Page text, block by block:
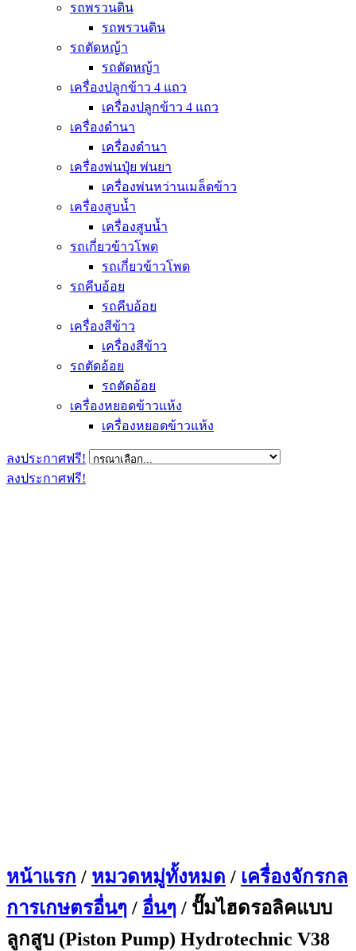
รถพรวนดิน
รถพรวนดิน
รถตัดหญ้า
รถตัดหญ้า
เครื่องปลูกข้าว 4 แถว
เครื่องปลูกข้าว 4 แถว
เครื่องดำนา
เครื่องดำนา
เครื่องพ่นปุุ๋ย พ่นยา
เครื่องพ่นหว่านเมล็ดข้าว
เครื่องสูบน้ำ
เครื่องสูบน้ำ
รถเกี่ยวข้าวโพด
รถเกี่ยวข้าวโพด
รถคีบอ้อย
รถคีบอ้อย
เครื่องสีข้าว
เครื่องสีข้าว
รถตัดอ้อย
รถตัดอ้อย
เครื่องหยอดข้าวแห้ง
เครื่องหยอดข้าวแห้ง
ลงประกาศฟรี!
ลงประกาศฟรี!
หน้าแรก / หมวดหมู่ทั้งหมด / เครื่องจักรกล
การเกษตรอื่นๆ / อื่นๆ / ปั๊มไฮดรอลิคแบบ
ลูกสูบ (Piston Pump) Hydrotechnic V38